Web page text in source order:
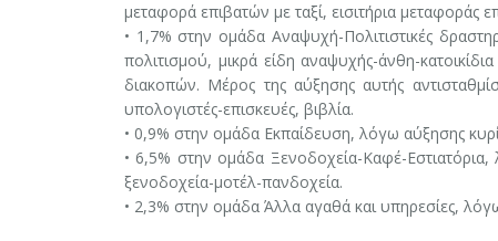
μεταφορά επιβατών με ταξί, εισιτήρια μεταφοράς
• 1,7% στην ομάδα Αναψυχή-Πολιτιστικές
πολιτισμού, μικρά είδη αναψυχής-άνθη-
διακοπών. Μέρος της αύξησης αυτής
υπολογιστές-επισκευές, βιβλία.
• 0,9% στην ομάδα Εκπαίδευση, λόγω αύξησης
• 6,5% στην ομάδα Ξενοδοχεία-Καφέ-
ξενοδοχεία-μοτέλ-πανδοχεία.
• 2,3% στην ομάδα Άλλα αγαθά και υπηρεσίες,